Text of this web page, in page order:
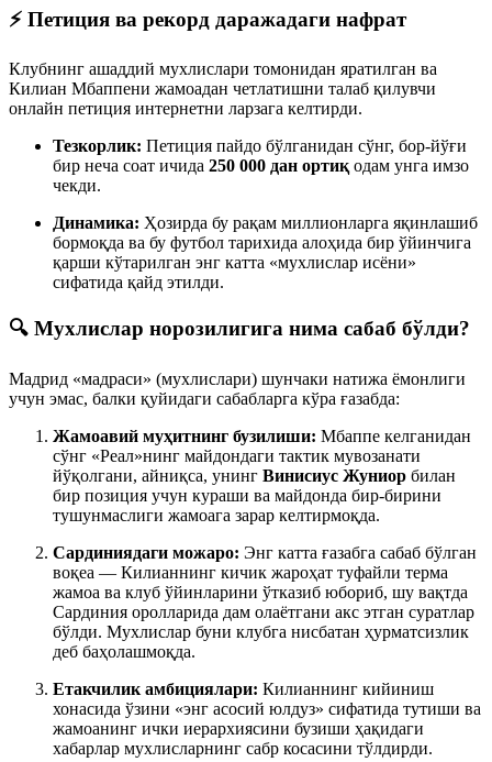
⚡️ Петиция ва рекорд даражадаги нафрат
Клубнинг ашаддий мухлислари томонидан яратилган ва
Килиан Мбаппени жамоадан четлатишни талаб қилувчи
онлайн петиция интернетни ларзага келтирди.
Тезкорлик: Петиция пайдо бўлганидан сўнг, бор-йўғи
бир неча соат ичида 250 000 дан ортиқ одам унга имзо
чекди.
Динамика: Ҳозирда бу рақам миллионларга яқинлашиб
бормоқда ва бу футбол тарихида алоҳида бир ўйинчига
қарши кўтарилган энг катта «мухлислар исёни»
сифатида қайд этилди.
🔍 Мухлислар норозилигига нима сабаб бўлди?
Мадрид «мадраси» (мухлислари) шунчаки натижа ёмонлиги
учун эмас, балки қуйидаги сабабларга кўра ғазабда:
Жамоавий муҳитнинг бузилиши: Мбаппе келганидан
сўнг «Реал»нинг майдондаги тактик мувозанати
йўқолгани, айниқса, унинг Винисиус Жуниор билан
бир позиция учун кураши ва майдонда бир-бирини
тушунмаслиги жамоага зарар келтирмоқда.
Сардиниядаги можаро: Энг катта ғазабга сабаб бўлган
воқеа — Килианнинг кичик жароҳат туфайли терма
жамоа ва клуб ўйинларини ўтказиб юбориб, шу вақтда
Сардиния оролларида дам олаётгани акс этган суратлар
бўлди. Мухлислар буни клубга нисбатан ҳурматсизлик
деб баҳолашмоқда.
Етакчилик амбициялари: Килианнинг кийиниш
хонасида ўзини «энг асосий юлдуз» сифатида тутиши ва
жамоанинг ички иерархиясини бузиши ҳақидаги
хабарлар мухлисларнинг сабр косасини тўлдирди.